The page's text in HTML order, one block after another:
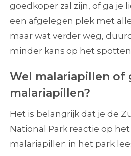
goedkoper zal zijn, of ga je
een afgelegen plek met
maar wat verder weg,
minder kans op het
Wel malariapillen of
malariapillen?
Het is belangrijk dat je de
National Park reactie op
malariapillen in het park